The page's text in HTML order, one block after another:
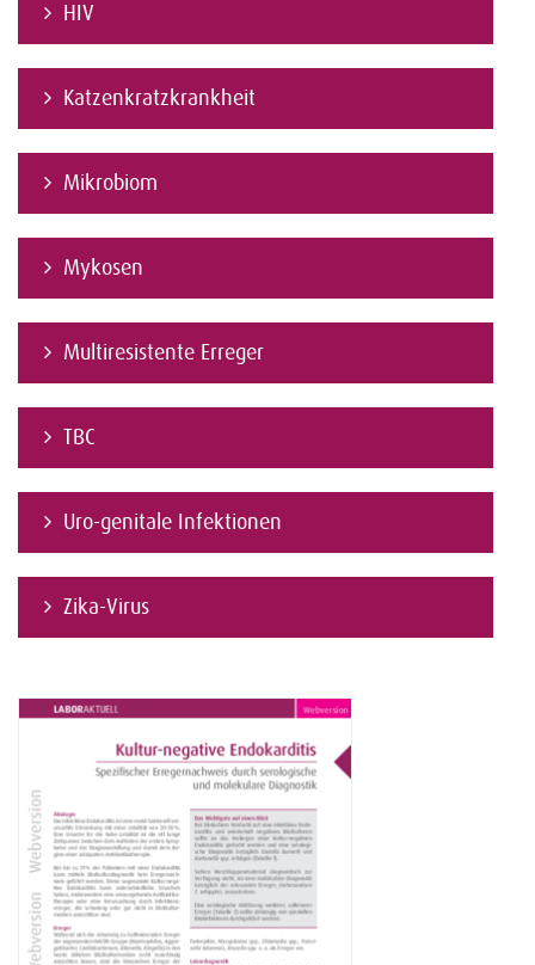
HIV
Katzenkratzkrankheit
Mikrobiom
Mykosen
Multiresistente Erreger
TBC
Uro-genitale Infektionen
Zika-Virus